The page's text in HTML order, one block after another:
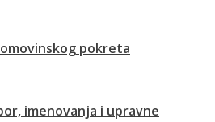
pokreta
imenovanja i upravne